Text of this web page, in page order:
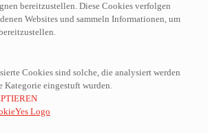
bereitzustellen. Diese Cookies verfolgen
Websites und sammeln Informationen, um
Cookies sind solche, die analysiert werden
Kategorie eingestuft wurden.